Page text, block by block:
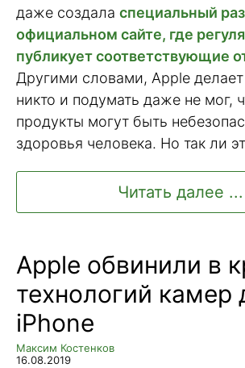
даже создала специальный
официальном сайте, где
публикует соответствующие
Другими словами, Apple
никто и подумать даже не мог,
продукты могут быть
здоровья человека. Но так ли
Читать далее ...
Apple обвинили в
технологий камер
iPhone
Максим Костенков
16.08.2019